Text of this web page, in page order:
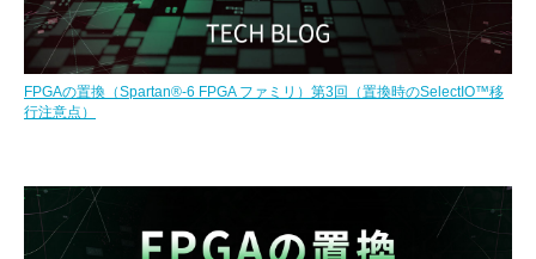
FPGAの置換（Spartan®-6 FPGA ファミリ）第3回（置換時のSelectIO™移
行注意点）